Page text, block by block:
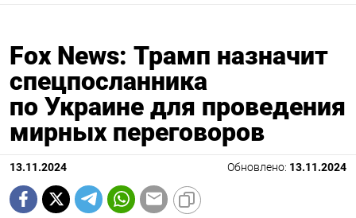
Fox News: Трамп назначит
спецпосланника
по Украине для проведения
мирных переговоров
13.11.2024 Обновлено: 13.11.2024